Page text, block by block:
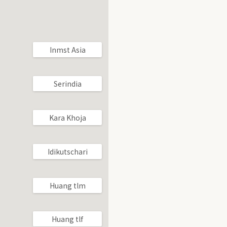
Inmst Asia
Serindia
Kara Khoja
Idikutschari
Huang tlm
Huang tlf